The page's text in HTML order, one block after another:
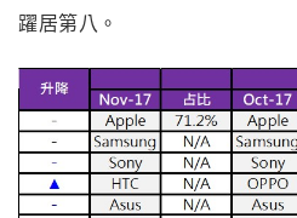
躍居第八。